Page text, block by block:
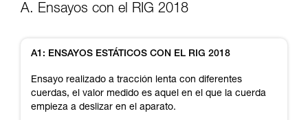
información de la ficha técnica para poder
y un entrenamiento específico. Confirme a
ejecutar estas técnicas, solo y con total
seguridad, antes de ejecutarlas de forma
autónoma.
A. Ensayos con el RIG 2018
A1: ENSAYOS ESTÁTICOS CON EL RIG 2018
Ensayo realizado a tracción lenta con diferentes
cuerdas, el valor medido es aquel en el que la cuerda
empieza a deslizar en el aparato.